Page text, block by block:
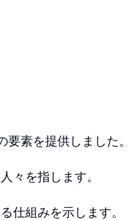
素を提供しました。
々を指します。
仕組みを示します。